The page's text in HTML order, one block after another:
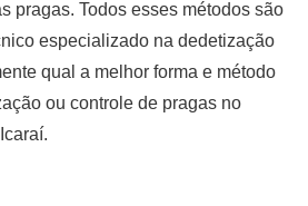
pragas. Todos esses métodos são
especializado na dedetização
qual a melhor forma e método
ou controle de pragas no